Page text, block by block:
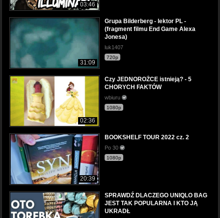
03:46
31:09
Grupa Bilderberg - lektor PL -
(fragment filmu End Game Alexa
Jonesa)
luk1407
720p
02:36
Czy JEDNOROŻCE istnieją? - 5
CHORYCH FAKTÓW
wbiuru
1080p
20:39
BOOKSHELF TOUR 2022 cz. 2
Po 30
1080p
SPRAWDŹ DLACZEGO UNIQLO BAG
JEST TAK POPULARNA I KTO JĄ
UKRADŁ